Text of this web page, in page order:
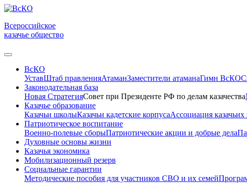
Всероссийское
казачье общество
ВсКО
УставШтаб правленияАтаманЗаместители атаманаГимн ВсКО
Законодательная база
Новая СтратегияСовет при Президенте РФ по делам казачества
Казачье образование
Казачьи школыКазачьи кадетские корпусаАссоциация казачьих
Патриотическое воспитание
Военно-полевые сборыПатриотические акции и добрые дела
Духовные основы жизни
Казачья экономика
Мобилизационный резерв
Социальные гарантии
Методические пособия для участников СВО и их семей